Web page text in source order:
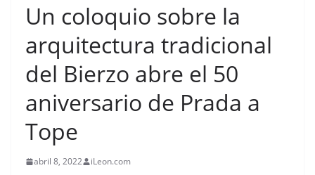
Un coloquio sobre la
arquitectura tradicional
del Bierzo abre el 50
aniversario de Prada a
Tope
abril 8, 2022 iLeon.com